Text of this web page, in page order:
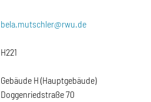
bela.mutschler@rwu.de
H221
Gebäude H (Hauptgebäude)
Doggenriedstraße 70